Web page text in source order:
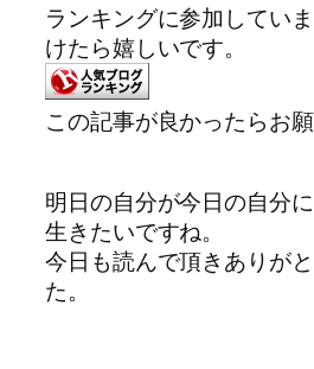
ランキングに参加してい
けたら嬉しいです。
この記事が良かったらお願
明日の自分が今日の自分
生きたいですね。
今日も読んで頂きありが
た。